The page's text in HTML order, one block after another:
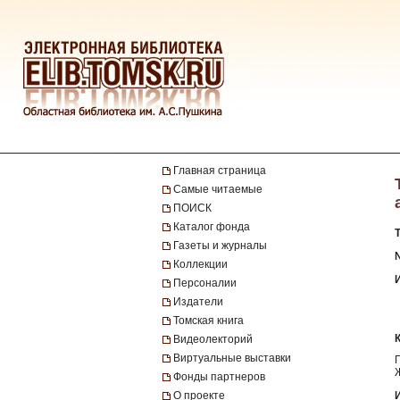
Главная страница
Самые читаемые
ПОИСК
Каталог фонда
Газеты и журналы
Коллекции
Персоналии
Издатели
Томская книга
Видеолекторий
Виртуальные выставки
Фонды партнеров
О проекте